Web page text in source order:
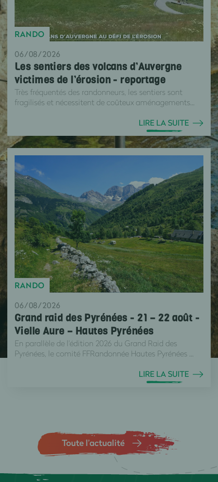
RANDO
06/08/2026
Les sentiers des volcans d’Auvergne
victimes de l’érosion - reportage
Très fréquentés des randonneurs, les sentiers sont
fragilisés et nécessitent de coûteux aménagements...
LIRE LA SUITE
RANDO
06/08/2026
Grand raid des Pyrénées - 21 – 22 août -
Vielle Aure – Hautes Pyrénées
En parallèle de l'édition 2026 du Grand Raid des
Pyrénées, le comité FFRandonnée Hautes Pyrénées ...
LIRE LA SUITE
Toute l’actualité